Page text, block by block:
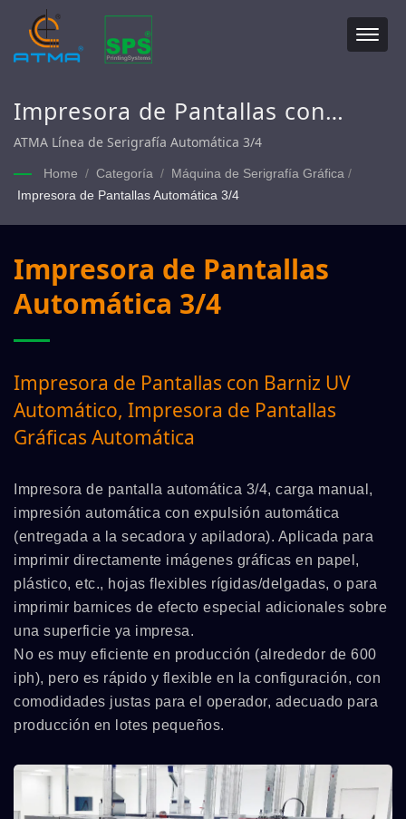
Impresora de Pantallas con
Barniz UV Automático,
Impresora de Pantallas Gráficas
Automática
ATMA Línea de Serigrafía Automática 3/4
Home / Categoría / Máquina de Serigrafía Gráfica /
Impresora de Pantallas Automática 3/4
Impresora de Pantallas
Automática 3/4
Impresora de Pantallas con Barniz UV
Automático, Impresora de Pantallas
Gráficas Automática
Impresora de pantalla automática 3/4, carga manual,
impresión automática con expulsión automática
(entregada a la secadora y apiladora). Aplicada para
imprimir directamente imágenes gráficas en papel,
plástico, etc., hojas flexibles rígidas/delgadas, o para
imprimir barnices de efecto especial adicionales sobre
una superficie ya impresa.
No es muy eficiente en producción (alrededor de 600
iph), pero es rápido y flexible en la configuración, con
comodidades justas para el operador, adecuado para
producción en lotes pequeños.